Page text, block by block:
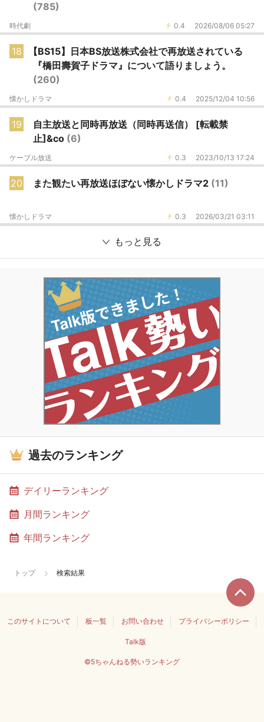
(785)
0.4 2026/08/06 05:27
時代劇
18
【BS15】日本BS放送株式会社で再放送されている
『橋田壽賀子ドラマ』について語りましょう。
(260)
0.4 2025/12/04 10:56
懐かしドラマ
19
自主放送と同時再放送（同時再送信） [転載禁
止]&co (6)
0.3 2023/10/13 17:24
ケーブル放送
20 また観たい再放送ほぼない懐かしドラマ2 (11)
0.3 2026/03/21 03:11
懐かしドラマ
もっと見る
過去のランキング
デイリーランキング
月間ランキング
年間ランキング
トップ 検索結果
このサイトについて 板一覧 お問い合わせ プライバシーポリシー
Talk版
©5ちゃんねる勢いランキング